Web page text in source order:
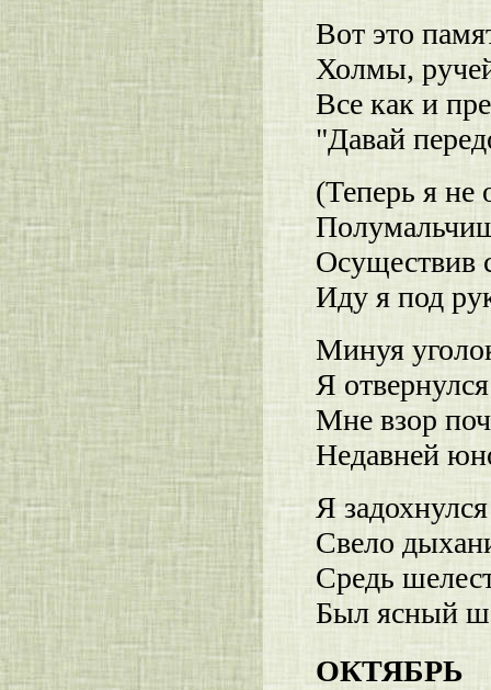
Вот это
Холмы,
Все как и
"Давай
(Теперь я не
Осуществив
Иду я под
Минуя
Я
Мне взор
Недавней
Я
Свело
Средь
Был ясный
ОКТЯБРЬ